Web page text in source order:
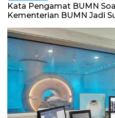
Kata Pengamat BUMN
Kementerian BUMN Jadi